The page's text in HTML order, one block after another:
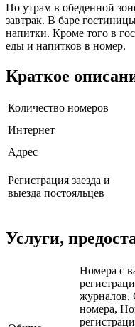
По утрам в обеденной
завтрак. В баре
напитки. Кроме того в
еды и напитков в номер.
Краткое
Количество номеров
Интернет
Адрес
Регистрация заезда и
выезда постояльцев
Услуги,
Номера с
журналов,
номера,